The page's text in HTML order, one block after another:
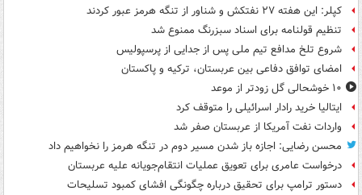
کپلر: این هفته ۲۷ نفتکش و شناور از تنگه هرمز عبور کردند
تنظیم قولنامه برای اسناد سبزرنگ ممنوع شد
شروع تلخ مدافع تیم ملی پس از جدایی از پرسپولیس
امضای توافق دفاعی بین عربستان، ترکیه و پاکستان
۱۰ خوشحالی گل زودتر از موعد
ایتالیا خرید رادار اسرائیلی را متوقف کرد
واردات نفت آمریکا از عربستان صفر شد
محسن رضایی: اجازه باز شدن مسیر دوم در تنگه هرمز را نخواهیم داد
درخواست عامری برای تعویق عملیات انتقام‌جویانه علیه عربستان
دستور ترامپ برای تحقیق درباره چگونگی افشای کمبود تسلیحات